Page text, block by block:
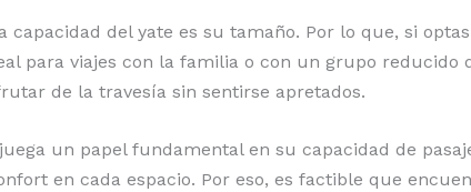
del yate es su tamaño. Por lo que, si
para viajes con la familia o con un grupo reducido
de la travesía sin sentirse apretados.
un papel fundamental en su capacidad de
en cada espacio. Por eso, es factible que